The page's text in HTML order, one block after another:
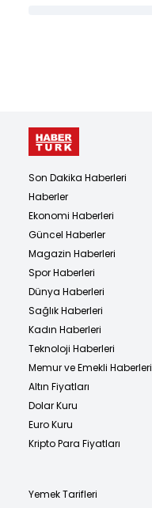
Son Dakika Haberleri
Haberler
Ekonomi Haberleri
Güncel Haberler
Magazin Haberleri
Spor Haberleri
Dünya Haberleri
Sağlık Haberleri
Kadın Haberleri
Teknoloji Haberleri
Memur ve Emekli Haberleri
Altın Fiyatları
Dolar Kuru
Euro Kuru
Kripto Para Fiyatları
Yemek Tarifleri